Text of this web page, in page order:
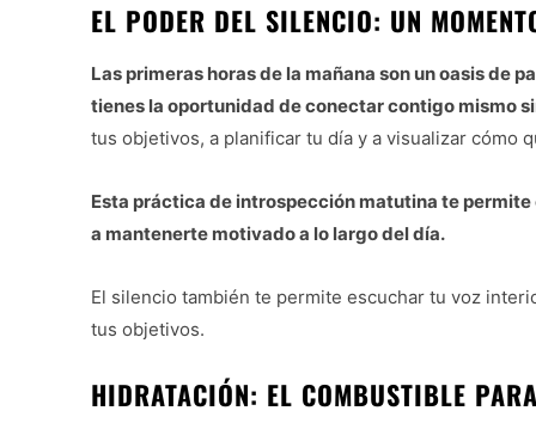
EL PODER DEL SILENCIO: UN
Las primeras horas de la mañana son un oasis de
tienes la oportunidad de conectar contigo mismo
tus objetivos, a planificar tu día y a visualizar cómo
Esta práctica de introspección matutina te
a mantenerte motivado a lo largo del día.
El silencio también te permite escuchar tu voz
tus objetivos.
HIDRATACIÓN: EL COMBUSTIBLE